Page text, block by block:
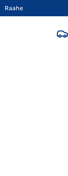
Raahe